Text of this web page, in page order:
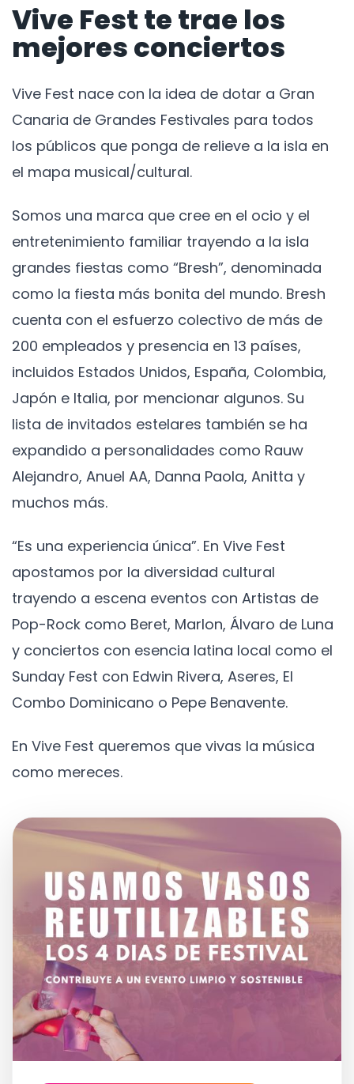
Vive Fest te trae los
mejores conciertos
Vive Fest nace con la idea de dotar a Gran
Canaria de Grandes Festivales para todos
los públicos que ponga de relieve a la isla en
el mapa musical/cultural.
Somos una marca que cree en el ocio y el
entretenimiento familiar trayendo a la isla
grandes fiestas como “Bresh”, denominada
como la fiesta más bonita del mundo. Bresh
cuenta con el esfuerzo colectivo de más de
200 empleados y presencia en 13 países,
incluidos Estados Unidos, España, Colombia,
Japón e Italia, por mencionar algunos. Su
lista de invitados estelares también se ha
expandido a personalidades como Rauw
Alejandro, Anuel AA, Danna Paola, Anitta y
muchos más.
“Es una experiencia única”. En Vive Fest
apostamos por la diversidad cultural
trayendo a escena eventos con Artistas de
Pop-Rock como Beret, Marlon, Álvaro de Luna
y conciertos con esencia latina local como el
Sunday Fest con Edwin Rivera, Aseres, El
Combo Dominicano o Pepe Benavente.
En Vive Fest queremos que vivas la música
como mereces.